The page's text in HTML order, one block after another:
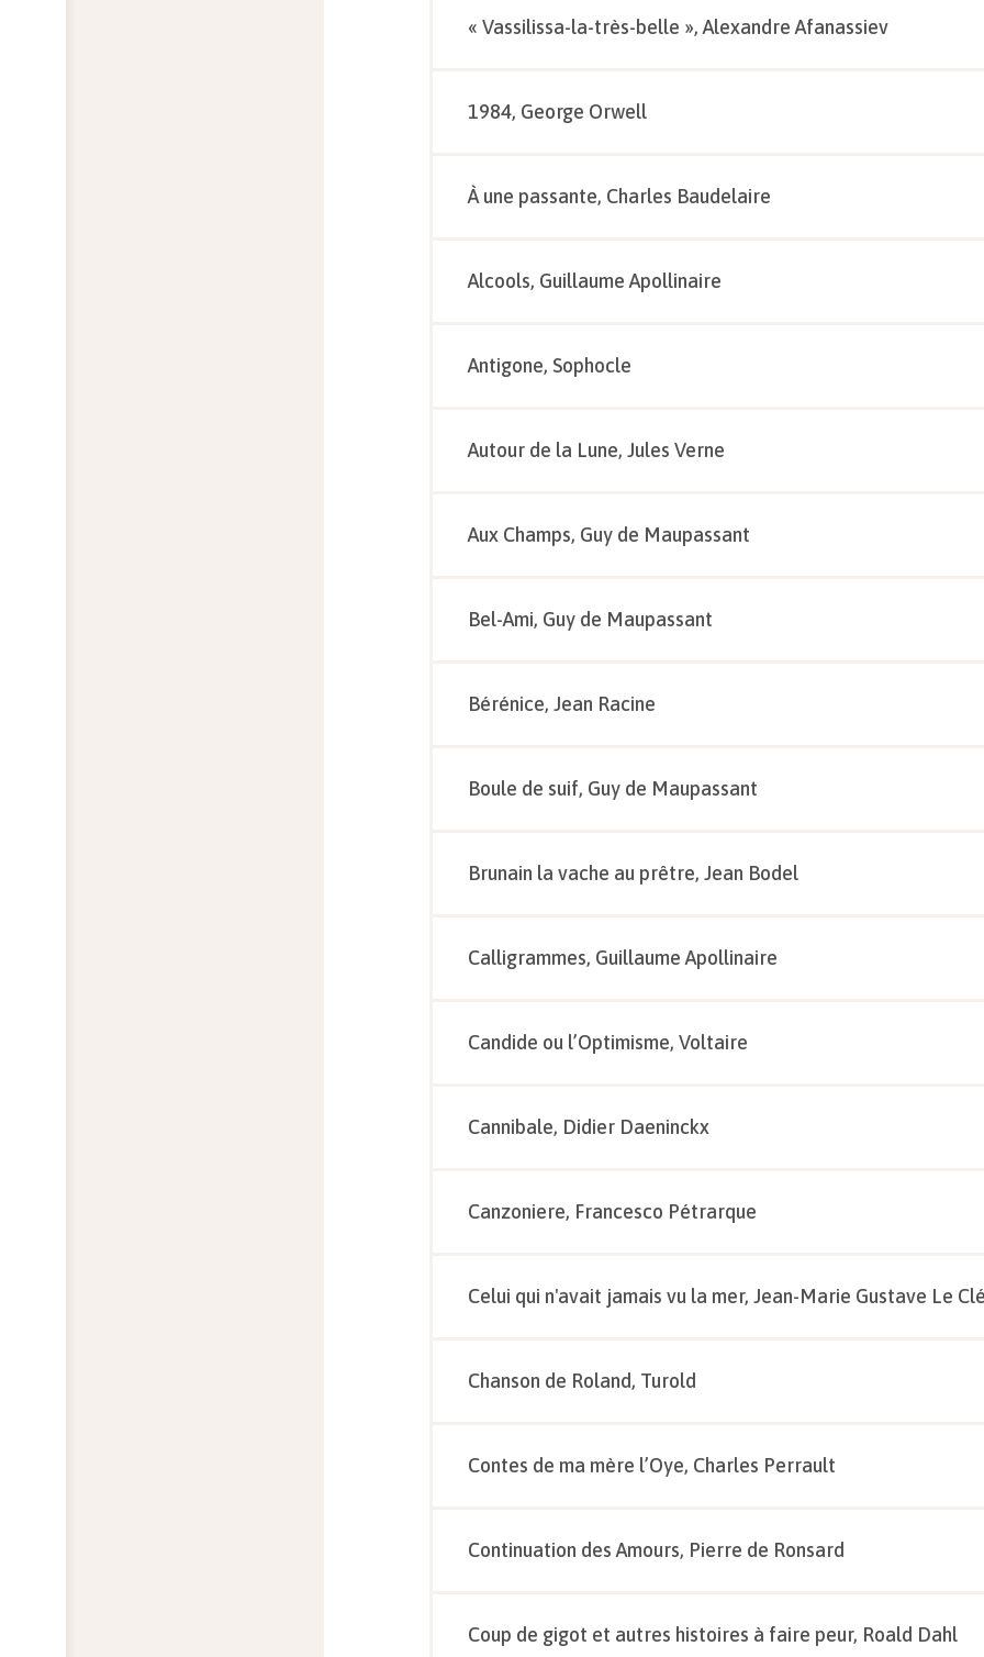
« Vassilissa-la-très-belle », Alexandre Afanassiev
1984, George Orwell
À une passante, Charles Baudelaire
Alcools, Guillaume Apollinaire
Antigone, Sophocle
Autour de la Lune, Jules Verne
Aux Champs, Guy de Maupassant
Bel-Ami, Guy de Maupassant
Bérénice, Jean Racine
Boule de suif, Guy de Maupassant
Brunain la vache au prêtre, Jean Bodel
Calligrammes, Guillaume Apollinaire
Candide ou l’Optimisme, Voltaire
Cannibale, Didier Daeninckx
Canzoniere, Francesco Pétrarque
Celui qui n'avait jamais vu la mer, Jean-Marie Gustave Le
Chanson de Roland, Turold
Contes de ma mère l’Oye, Charles Perrault
Continuation des Amours, Pierre de Ronsard
Coup de gigot et autres histoires à faire peur, Roald Dahl